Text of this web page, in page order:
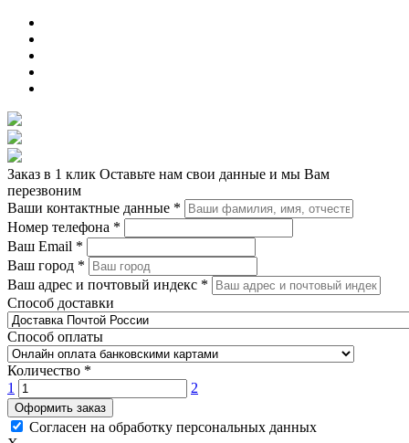
Заказ в 1 клик Оставьте нам свои данные и мы Вам
перезвоним
Ваши контактные данные *
Номер телефона *
Ваш Email *
Ваш город *
Ваш адрес и почтовый индекс *
Способ доставки
Способ оплаты
Количество *
1
2
Оформить заказ
Согласен на обработку персональных данных